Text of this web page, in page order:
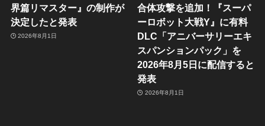
界篇リマスター』の制作が
決定したと発表
2026年8月1日
合体攻撃を追加！『スーパ
ーロボット大戦Y』に有料
DLC「アニバーサリーエキ
スパンションパック」を
2026年8月5日に配信すると
発表
2026年8月1日